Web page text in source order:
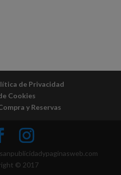
de Privacidad
Cookies
y Reservas
© 2017